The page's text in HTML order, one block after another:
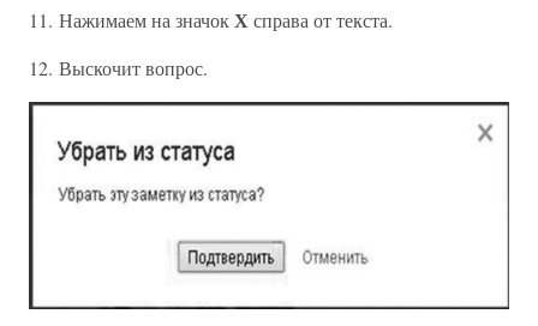
11. Нажимаем на значокХсправа от текста.
12. Выскочит вопрос.